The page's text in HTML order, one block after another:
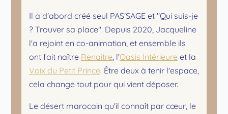
Il a d'abord créé seul PAS'SAGE et "Qui suis-je
? Trouver sa place". Depuis 2020, Jacqueline
l'a rejoint en co-animation, et ensemble ils
ont fait naître Renaître, l'Oasis Intérieure et la
Voix du Petit Prince. Être deux à tenir l'espace,
cela change tout pour qui vient déposer.
Le désert marocain qu'il connaît par cœur, le